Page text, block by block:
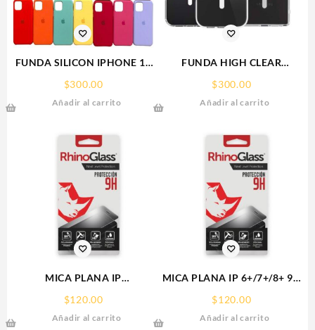
FUNDA SILICON IPHONE 13
$300.00
Añadir al carrito
FUNDA HIGH CLEAR
WEKOVER
$300.00
Añadir al carrito
MICA PLANA IP
16PRO/17/17PRO IPHONE
9H RHINOGLASS
$120.00
Añadir al carrito
MICA PLANA IP 6+/7+/8+ 9H
RHINOGLASS
$120.00
Añadir al carrito